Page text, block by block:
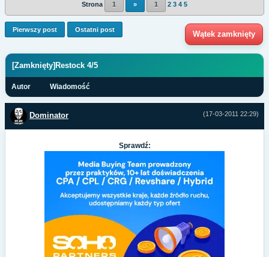
Strona 1 » 1 2 3 4 5
Pierwszy post Ostatni post Wątek zamknięty
[Zamknięty]Restock 4/5
Autor Wiadomość
(17-03-2011 22:29)
Dominator
Sprawdź: